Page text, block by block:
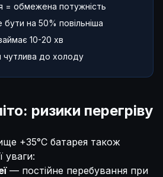
= обмежена потужність
на 50% повільніша
10-20 хв
чутлива до холоду
ризики перегріву
+35°C батарея також
уваги:
— постійне перебування при